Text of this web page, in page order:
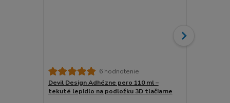
6 hodnotenie
Devil Design Adhézne pero 110 ml –
tekuté lepidlo na podložku 3D tlačiarne